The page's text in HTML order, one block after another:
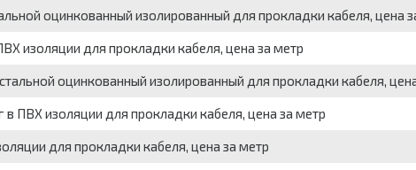
оцинкованный изолированный для прокладки кабеля, цена
изоляции для прокладки кабеля, цена за метр
оцинкованный изолированный для прокладки кабеля,
ПВХ изоляции для прокладки кабеля, цена за метр
для прокладки кабеля, цена за метр